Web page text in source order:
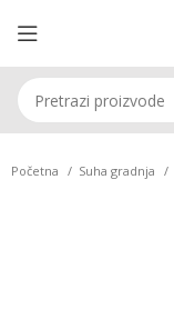
Početna Suha gradnja